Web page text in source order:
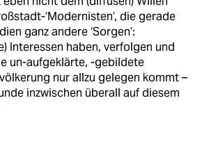
‘Modernisten’, die gerade
ganz andere ‘Sorgen’:
Interessen haben, verfolgen und
un-aufgeklärte, -gebildete
nur allzu gelegen kommt –
inzwischen überall auf diesem